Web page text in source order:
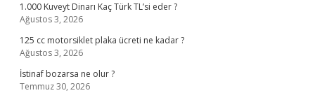
1.000 Kuveyt Dinarı Kaç Türk TL’si eder ?
Ağustos 3, 2026
125 cc motorsiklet plaka ücreti ne kadar ?
Ağustos 3, 2026
İstinaf bozarsa ne olur ?
Temmuz 30, 2026